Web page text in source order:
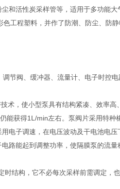
和活性炭采样管等，适用于多功能大
色工程塑料，并作了防潮、防尘、防
节阀、缓冲器、流量计、电子时控
，使小型泵具有结构紧凑、效率高
能获得1L/min左右。泵阀片采用特
电子调速，在电压波动及干电池电
路能起到调整功率，使隔膜泵的流量
结构，它不必每次采样前需调定，